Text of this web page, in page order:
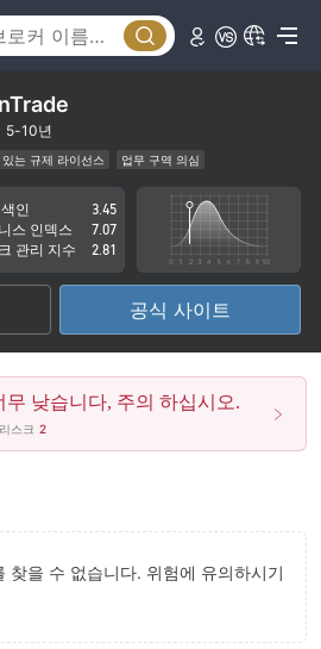
5-10년
있는 규제 라이선스
업무 구역 의심
위험성이 높음
인
3.45
스 인덱스
7.07
관리 지수
2.81
공식 사이트
낮습니다, 주의 하십시오.
리스크 2
찾을 수 없습니다. 위험에 유의하시기